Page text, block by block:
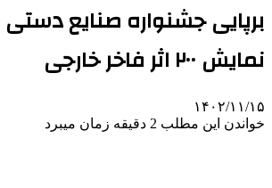
برپایی جشنواره صنایع دستی
نمایش ۲۰۰ اثر فاخر خارجی
۱۴۰۲/۱۱/۱۵
خواندن این مطلب 2 دقیقه زمان میبرد